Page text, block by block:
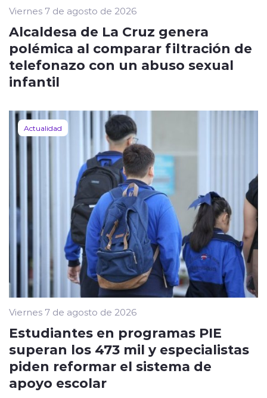
Viernes 7 de agosto de 2026
Alcaldesa de La Cruz genera
polémica al comparar filtración de
telefonazo con un abuso sexual
infantil
Actualidad
Viernes 7 de agosto de 2026
Estudiantes en programas PIE
superan los 473 mil y especialistas
piden reformar el sistema de
apoyo escolar